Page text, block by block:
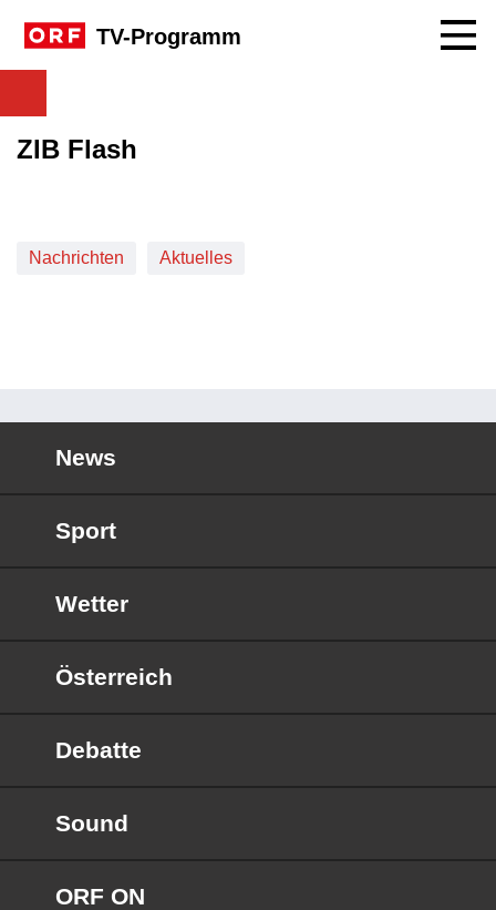
TV-Programm
ZIB Flash
Nachrichten Aktuelles
News
Sport
Wetter
Österreich
Debatte
Sound
ORF ON